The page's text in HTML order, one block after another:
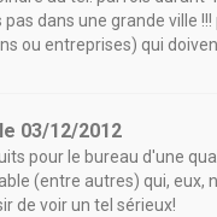
dans une grande ville
ou entreprises) qui
le 03/12/2012
pour le bureau d'une
(entre autres) qui, eux,
de voir un tel sérieux!